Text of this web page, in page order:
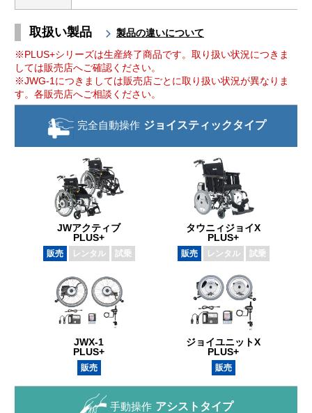
取扱い製品
製品の違いについて
※PLUS+シリーズは生産終了商品です。取り扱い状況につきま
しては販売店へご確認ください。
※JWG-1につきましては販売店ごとに取り扱い状況が異なりま
す。各販売店へご相談ください。
完全自動操作 ジョイスティックタイプ
JWアクティブ
PLUS+
販売 レンタル 試乗
タウニィジョイX
PLUS+
販売 レンタル 試乗
JWX-1
PLUS+
販売
ジョイユニットX
PLUS+
販売
手動操作 アシストタイプ